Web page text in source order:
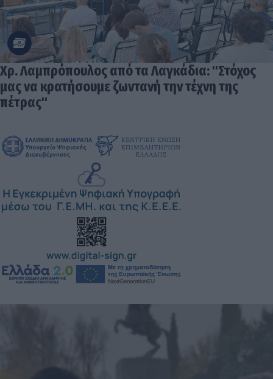
Χρ. Λαμπρόπουλος από τα Λαγκάδια: "Στόχος
μας να κρατήσουμε ζωντανή την τέχνη της
πέτρας"